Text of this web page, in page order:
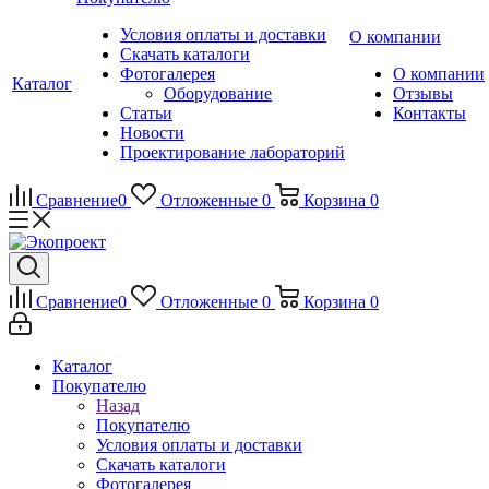
Каталог
Условия оплаты и доставки
Скачать каталоги
Фотогалерея
Оборудование
Статьи
Новости
Проектирование лабораторий
О компании
О компании
Отзывы
Контакты
Сравнение0 Отложенные 0 Корзина 0
Сравнение0 Отложенные 0 Корзина 0
Каталог
Покупателю
Назад
Покупателю
Условия оплаты и доставки
Скачать каталоги
Фотогалерея